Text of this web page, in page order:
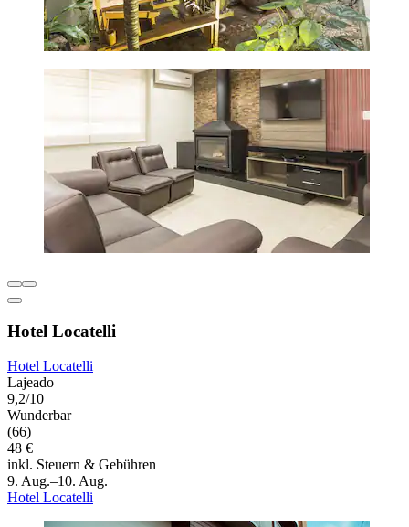
Hotel Locatelli
Hotel Locatelli
Lajeado
9,2/10
Wunderbar
(66)
48 €
inkl. Steuern & Gebühren
9. Aug.–10. Aug.
Hotel Locatelli